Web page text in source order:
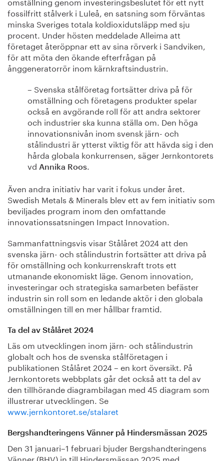
fossilfritt stålverk i Luleå, en satsning som förväntas
minska Sveriges totala koldioxidutsläpp med sju
procent. Under hösten meddelade Alleima att
företaget återöppnar ett av sina rörverk i Sandviken,
för att möta den ökande efterfrågan på
ånggeneratorrör inom kärnkraftsindustrin.
– Svenska stålföretag fortsätter driva på för
omställning och företagens produkter spelar
också en avgörande roll för att andra sektorer
och industrier ska kunna ställa om. Den höga
innovationsnivån inom svensk järn- och
stålindustri är ytterst viktig för att hävda sig i den
hårda globala konkurrensen, säger Jernkontorets
vd Annika Roos.
Även andra initiativ har varit i fokus under året.
Swedish Metals & Minerals blev ett av fem initiativ som
beviljades program inom den omfattande
innovationssatsningen Impact Innovation.
Sammanfattningsvis visar Stålåret 2024 att den
svenska järn- och stålindustrin fortsätter att driva på
för omställning och konkurrenskraft trots ett
utmanande ekonomiskt läge. Genom innovation,
investeringar och strategiska samarbeten befäster
industrin sin roll som en ledande aktör i den globala
omställningen till en mer hållbar framtid.
Ta del av Stålåret 2024
Läs om utvecklingen inom järn- och stålindustrin
globalt och hos de svenska stålföretagen i
publikationen Stålåret 2024 – en kort översikt. På
Jernkontorets webbplats går det också att ta del av
den tillhörande diagrambilagan med 45 diagram som
illustrerar utvecklingen. Se
www.jernkontoret.se/stalaret
Bergshandteringens Vänner på Hindersmässan 2025
Den 31 januari–1 februari bjuder Bergshandteringens
Vänner (BHV) in till Hindersmässan 2025 med